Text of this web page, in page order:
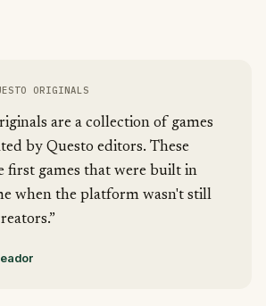
ORIGINALS
are a collection of games
by Questo editors. These
first games that were built in
when the platform wasn't still